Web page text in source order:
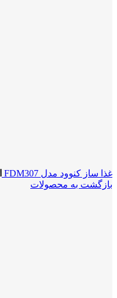
غذا ساز کنوود مدل FDM307
بازگشت به محصولات